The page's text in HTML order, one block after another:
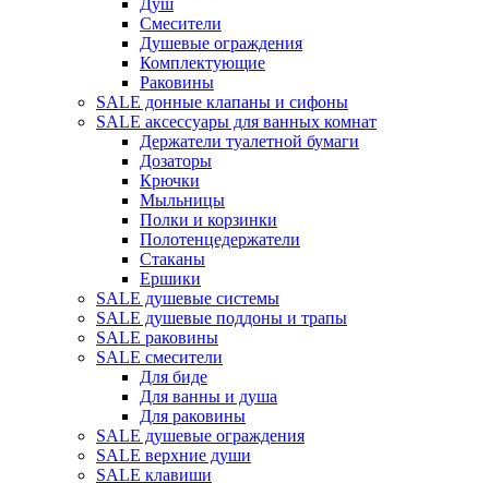
Душ
Смесители
Душевые ограждения
Комплектующие
Раковины
SALE донные клапаны и сифоны
SALE аксессуары для ванных комнат
Держатели туалетной бумаги
Дозаторы
Крючки
Мыльницы
Полки и корзинки
Полотенцедержатели
Стаканы
Ершики
SALE душевые системы
SALE душевые поддоны и трапы
SALE раковины
SALE смесители
Для биде
Для ванны и душа
Для раковины
SALE душевые ограждения
SALE верхние души
SALE клавиши